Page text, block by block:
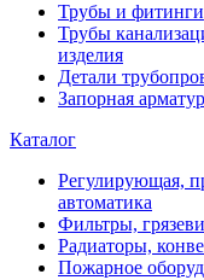
Трубы и фитинги
Трубы
изделия
Детали
Запорная
Каталог
Регулирующая,
автоматика
Фильтры,
Радиаторы,
Пожарное